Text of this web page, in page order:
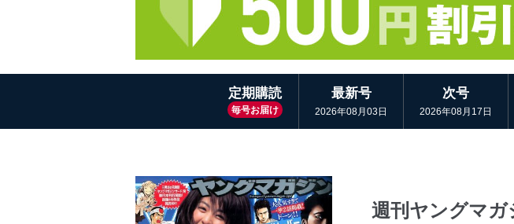
定期購読
毎号お届け
最新号
2026年08月03日
次号
2026年08月17日
週刊ヤングマガ